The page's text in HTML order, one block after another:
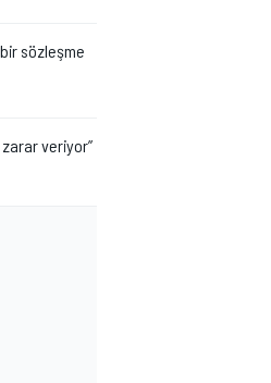
sözleşme
veriyor”